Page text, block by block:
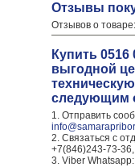
Отзывы
Отзывов о товаре:
Купить
выгодной
следующим
1. Отправить
2. Связаться с
+7(846)243-73-
3. Viber